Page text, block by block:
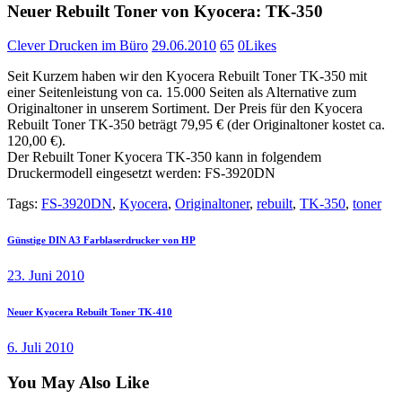
Neuer Rebuilt Toner von Kyocera: TK-350
Clever Drucken im Büro 29.06.2010 65 0Likes
Seit Kurzem haben wir den Kyocera Rebuilt Toner TK-350 mit
einer Seitenleistung von ca. 15.000 Seiten als Alternative zum
Originaltoner in unserem Sortiment. Der Preis für den Kyocera
Rebuilt Toner TK-350 beträgt 79,95 € (der Originaltoner kostet ca.
120,00 €).
Der Rebuilt Toner Kyocera TK-350 kann in folgendem
Druckermodell eingesetzt werden: FS-3920DN
Tags: FS-3920DN, Kyocera, Originaltoner, rebuilt, TK-350, toner
Beitragsnavigation
Previous
Günstige DIN A3 Farblaserdrucker von HP
23. Juni 2010
Next
Neuer Kyocera Rebuilt Toner TK-410
6. Juli 2010
You May Also Like